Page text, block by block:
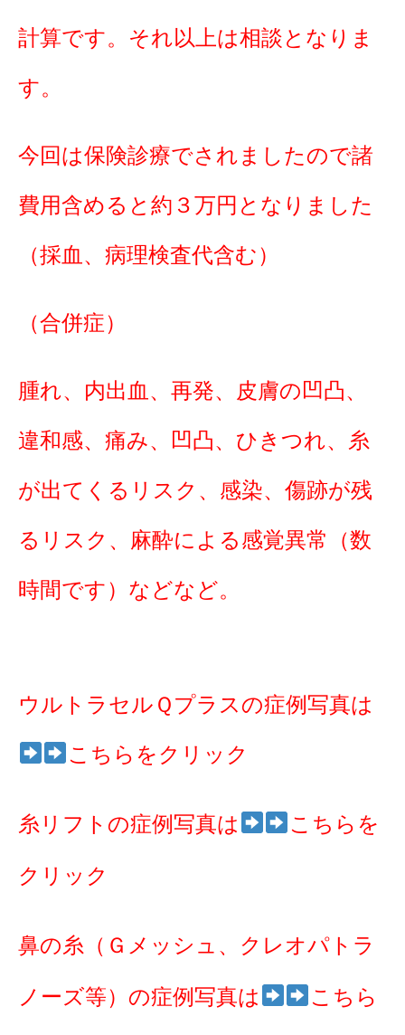
計算です。それ以上は相談となりま
す。
今回は保険診療でされましたので諸
費用含めると約３万円となりました
（採血、病理検査代含む）
（合併症）
腫れ、内出血、再発、皮膚の凹凸、
違和感、痛み、凹凸、ひきつれ、糸
が出てくるリスク、感染、傷跡が残
るリスク、麻酔による感覚異常（数
時間です）などなど。
ウルトラセルＱプラスの症例写真は
こちらをクリック
糸リフトの症例写真は こちらを
クリック
鼻の糸（Ｇメッシュ、クレオパトラ
ノーズ等）の症例写真は こちら